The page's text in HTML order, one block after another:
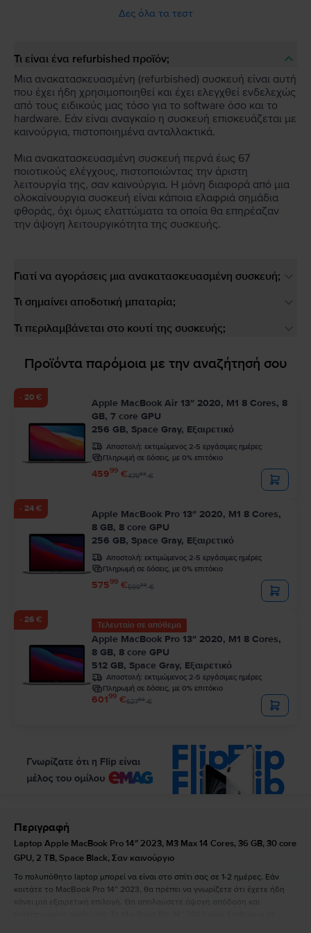
Δες όλα τα τεστ
Τι είναι ένα refurbished προϊόν;
Μια ανακατασκευασμένη (refurbished) συσκευή είναι αυτή
που έχει ήδη χρησιμοποιηθεί και έχει ελεγχθεί ενδελεχώς
από τους ειδικούς μας τόσο για το software όσο και το
hardware. Εάν είναι αναγκαίο η συσκευή επισκευάζεται με
καινούργια, πιστοποιημένα ανταλλακτικά.
Μια ανακατασκευασμένη συσκευή περνά έως 67
ποιοτικούς ελέγχους, πιστοποιώντας την άριστη
λειτουργία της, σαν καινούργια. Η μόνη διαφορά από μια
ολοκαίνουργια συσκευή είναι κάποια ελαφριά σημάδια
φθοράς, όχι όμως ελαττώματα τα οποία θα επηρέαζαν
την άψογη λειτουργικότητα της συσκευής.
Γιατί να αγοράσεις μια ανακατασκευασμένη συσκευή;
Τι σημαίνει αποδοτική μπαταρία;
Τι περιλαμβάνεται στο κουτί της συσκευής;
Προϊόντα παρόμοια με την αναζήτησή σου
- 20 €
Apple MacBook Air 13″ 2020, M1 8 Cores, 8
GB, 7 core GPU
256 GB, Space Gray, Εξαιρετικό
Αποστολή: εκτιμώμενος 2-5 εργάσιμες ημέρες
Πληρωμή σε δόσεις, με 0% επιτόκιο
45999 €47999€
- 24 €
Apple MacBook Pro 13″ 2020, M1 8 Cores,
8 GB, 8 core GPU
256 GB, Space Gray, Εξαιρετικό
Αποστολή: εκτιμώμενος 2-5 εργάσιμες ημέρες
Πληρωμή σε δόσεις, με 0% επιτόκιο
57599 €59999€
- 26 €
Τελευταίο σε απόθεμα
Apple MacBook Pro 13″ 2020, M1 8 Cores,
8 GB, 8 core GPU
512 GB, Space Gray, Εξαιρετικό
Αποστολή: εκτιμώμενος 2-5 εργάσιμες ημέρες
Πληρωμή σε δόσεις, με 0% επιτόκιο
60199 €62799€
Περιγραφή
Laptop Apple MacBook Pro 14″ 2023, M3 Max 14 Cores, 36 GB, 30 core
GPU, 2 TB, Space Black, Σαν καινούργιο
Το πολυπόθητο laptop μπορεί να είναι στο σπίτι σας σε 1-2 ημέρες. Εάν
κοιτάτε το MacBook Pro 14” 2023, θα πρέπει να γνωρίζετε ότι έχετε ήδη
κάνει μια εξαιρετική επιλογή. Θα απολαύσετε άψογη απόδοση και